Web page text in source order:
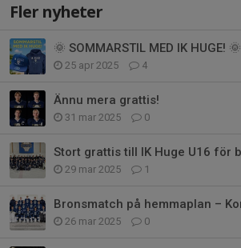
Fler nyheter
🌞 SOMMARSTIL MED IK HUGE! 🌞
25 apr 2025 4
Ännu mera grattis!
31 mar 2025 0
29 mar 2025 1
26 mar 2025 0